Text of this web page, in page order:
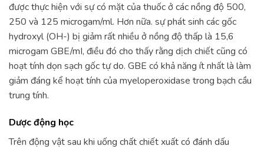
được thực hiện với sự có mặt của thuốc ở các nồng độ 500,
250 và 125 microgam/ml. Hơn nữa. sự phát sinh các gốc
hydroxyl (OH-) bị giảm rất nhiều ở nồng độ thấp là 15,6
microgam GBE/mI, điều đó cho thấy rằng dịch chiết cũng có
hoạt tính dọn sạch gốc tự do. GBE có khả năng ít nhất là làm
giảm đáng kể hoạt tính của myeloperoxidase trong bạch cầu
trung tính.
Dược động học
Trên động vật sau khi uống chất chiết xuất có đánh dấu